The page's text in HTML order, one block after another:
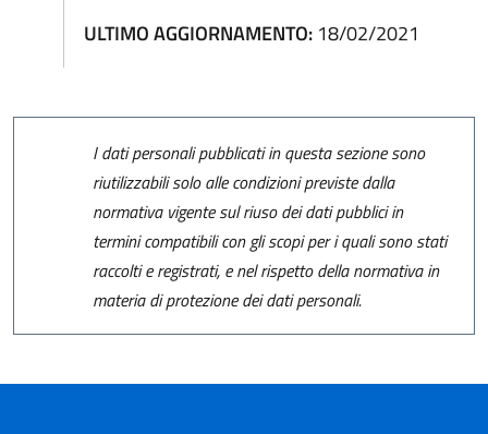
ULTIMO AGGIORNAMENTO: 18/02/2021
I dati personali pubblicati in questa sezione sono
riutilizzabili solo alle condizioni previste dalla
normativa vigente sul riuso dei dati pubblici in
termini compatibili con gli scopi per i quali sono stati
raccolti e registrati, e nel rispetto della normativa in
materia di protezione dei dati personali.